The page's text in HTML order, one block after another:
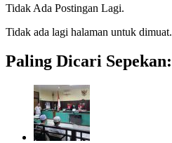
Tidak Ada Postingan Lagi.
Tidak ada lagi halaman untuk dimuat.
Paling Dicari Sepekan: